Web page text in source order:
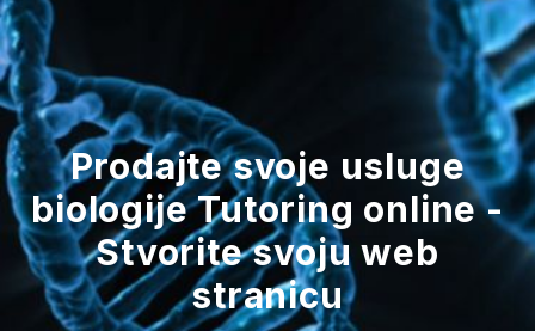
Prodajte svoje usluge
biologije Tutoring online -
Stvorite svoju web
stranicu